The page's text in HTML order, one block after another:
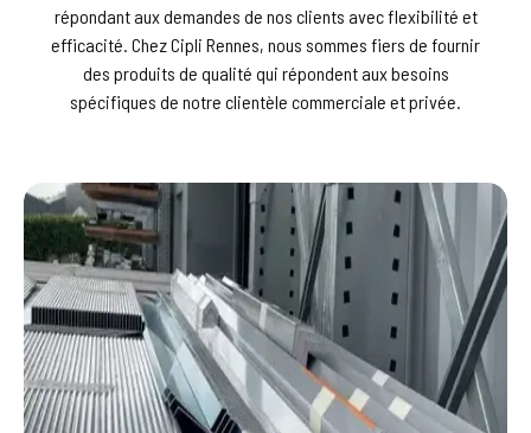
répondant aux demandes de nos clients avec flexibilité et
efficacité. Chez Cipli Rennes, nous sommes fiers de fournir
des produits de qualité qui répondent aux besoins
spécifiques de notre clientèle commerciale et privée.